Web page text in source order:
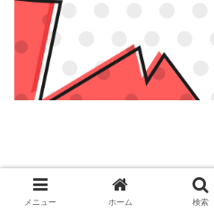
ASP
メニュー ホーム 検索